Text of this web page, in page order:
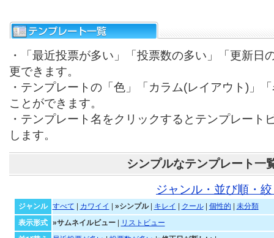
・「最近投票が多い」「投票数の多い」「更新日
更できます。
・テンプレートの「色」「カラム(レイアウト)」
ことができます。
・テンプレート名をクリックするとテンプレート
します。
シンプルなテンプレート一
ジャンル・並び順・
ジャンル すべて カワイイ »シンプル| キレイ クール| 個性的
未分類
表示形式
»サムネイルビュー|
リストビュー